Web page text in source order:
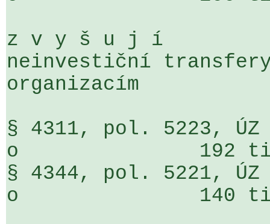
z v y š u j í
neinvestiční transfery
organizacím
§ 4311, pol. 5223, ÚZ
o               192
§ 4344, pol. 5221, ÚZ
o               140